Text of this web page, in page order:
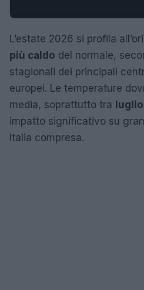
L’estate 2026 si profila
più caldo del normale,
stagionali dei principali
europei. Le temperature
media, soprattutto tra
impatto significativo su gran
Italia compresa.